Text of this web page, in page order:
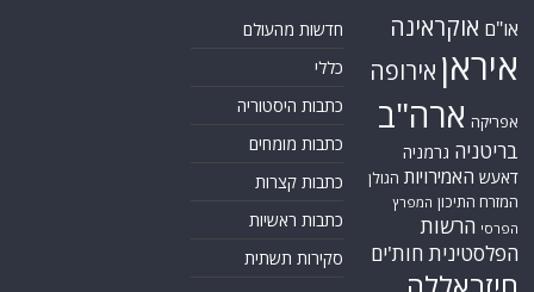
או"ם אוקראינה
איראן אירופה
אפריקה ארה"ב
בריטניה גרמניה
דאעש האמירויות הגולן
המזרח התיכון המפרץ
הפרסי הרשות
הפלסטינית חות'ים
חדשות מהעולם
כללי
כתבות היסטוריה
כתבות מומחים
כתבות קצרות
כתבות ראשיות
סקירות תשתית